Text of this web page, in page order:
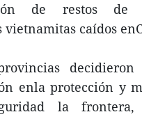
de restos de
caídos
enla protección y
la